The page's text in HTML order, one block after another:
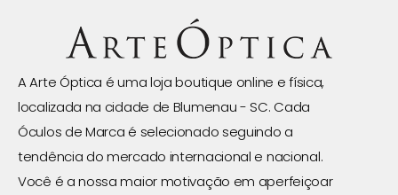
A Arte Óptica é uma loja boutique online e física,
localizada na cidade de Blumenau - SC. Cada
Óculos de Marca é selecionado seguindo a
tendência do mercado internacional e nacional.
Você é a nossa maior motivação em aperfeiçoar